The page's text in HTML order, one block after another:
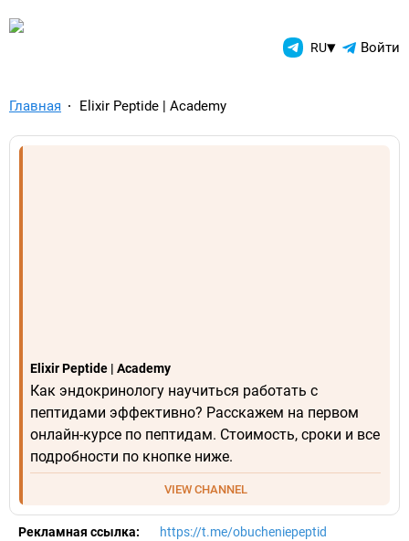
TelegramAds.com — RU▾ Войти
Главная Elixir Peptide | Academy
Elixir Peptide | Academy
Как эндокринологу научиться работать с
пептидами эффективно? Расскажем на первом
онлайн-курсе по пептидам. Стоимость, сроки и все
подробности по кнопке ниже.
VIEW CHANNEL
Рекламная ссылка: https://t.me/obucheniepeptid